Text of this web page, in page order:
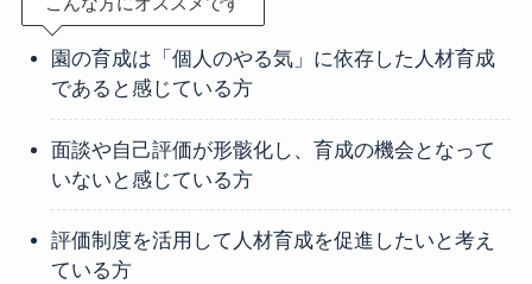
園の育成は「個人のやる気」に依存した人材育成
であると感じている方
面談や自己評価が形骸化し、育成の機会となって
いないと感じている方
評価制度を活用して人材育成を促進したいと考え
ている方